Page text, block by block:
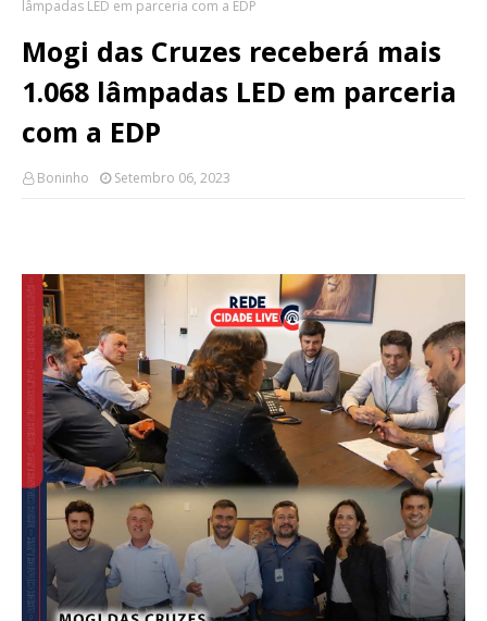
lâmpadas LED em parceria com a EDP
Mogi das Cruzes receberá mais
1.068 lâmpadas LED em parceria
com a EDP
Boninho Setembro 06, 2023